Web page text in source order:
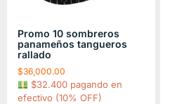
Promo 10 sombreros
panameños tangueros
rallado
$36,000.00
$32.400 pagando en
efectivo (10% OFF)